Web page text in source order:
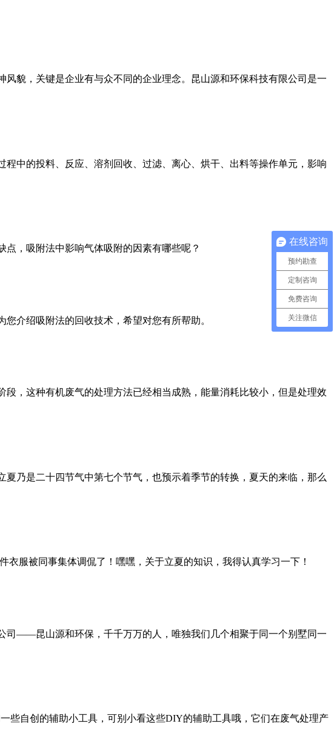
貌，关键是企业有与众不同的企业理念。昆山源和环保科技有限公司是一
中的投料、反应、溶剂回收、过滤、离心、烘干、出料等操作单元，影响
点，吸附法中影响气体吸附的因素有哪些呢？
介绍吸附法的回收技术，希望对您有所帮助。
，这种有机废气的处理方法已经相当成熟，能量消耗比较小，但是处理效
乃是二十四节气中第七个节气，也预示着季节的转换，夏天的来临，那么
服被同事集体调侃了！嘿嘿，关于立夏的知识，我得认真学习一下！
司——昆山源和环保，千千万万的人，唯独我们几个相聚于同一个别墅同一
些自创的辅助小工具，可别小看这些DIY的辅助工具哦，它们在废气处理产
在线咨询
预约勘查
定制咨询
免费咨询
关注微信